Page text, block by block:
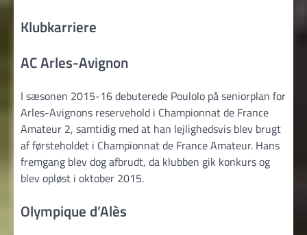
Klubkarriere
AC Arles-Avignon
I sæsonen 2015-16 debuterede Poulolo på seniorplan for
Arles-Avignons reservehold i Championnat de France
Amateur 2, samtidig med at han lejlighedsvis blev brugt
af førsteholdet i Championnat de France Amateur. Hans
fremgang blev dog afbrudt, da klubben gik konkurs og
blev opløst i oktober 2015.
Olympique d’Alès